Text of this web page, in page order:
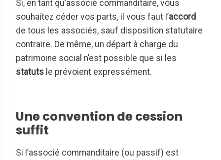
Si, en tant qu’associé commanditaire, vous
souhaitez céder vos parts, il vous faut l’accord
de tous les associés, sauf disposition statutaire
contraire. De même, un départ à charge du
patrimoine social n’est possible que si les
statuts le prévoient expressément.
Une convention de cession
suffit
Si l’associé commanditaire (ou passif) est